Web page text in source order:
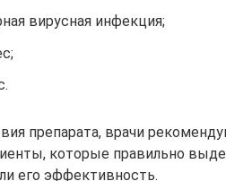
вирусная инфекция;
препарата, врачи
которые правильно
его эффективность.